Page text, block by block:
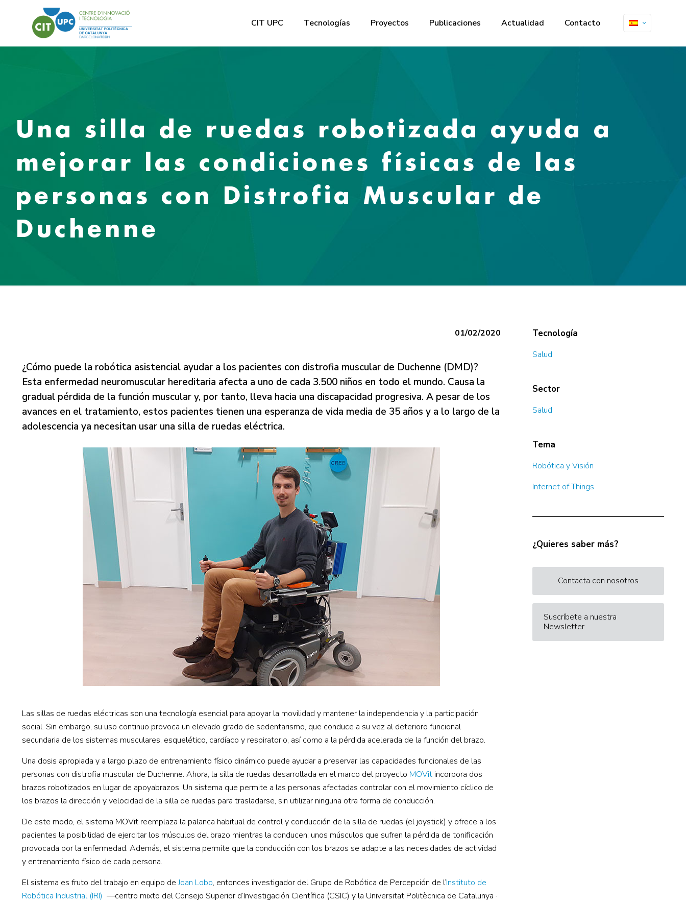
CIT UPC Tecnologías Proyectos Publicaciones Actualidad Contacto
Una silla de ruedas robotizada ayuda a
mejorar las condiciones físicas de las
personas con Distrofia Muscular de
Duchenne
01/02/2020
¿Cómo puede la robótica asistencial ayudar a los pacientes con distrofia muscular de Duchenne (DMD)?
Esta enfermedad neuromuscular hereditaria afecta a uno de cada 3.500 niños en todo el mundo. Causa la
gradual pérdida de la función muscular y, por tanto, lleva hacia una discapacidad progresiva. A pesar de los
avances en el tratamiento, estos pacientes tienen una esperanza de vida media de 35 años y a lo largo de la
adolescencia ya necesitan usar una silla de ruedas eléctrica.
Las sillas de ruedas eléctricas son una tecnología esencial para apoyar la movilidad y mantener la independencia y la participación
social. Sin embargo, su uso continuo provoca un elevado grado de sedentarismo, que conduce a su vez al deterioro funcional
secundaria de los sistemas musculares, esquelético, cardíaco y respiratorio, así como a la pérdida acelerada de la función del brazo.
Una dosis apropiada y a largo plazo de entrenamiento físico dinámico puede ayudar a preservar las capacidades funcionales de las
personas con distrofia muscular de Duchenne. Ahora, la silla de ruedas desarrollada en el marco del proyecto MOVit incorpora dos
brazos robotizados en lugar de apoyabrazos. Un sistema que permite a las personas afectadas controlar con el movimiento cíclico de
los brazos la dirección y velocidad de la silla de ruedas para trasladarse, sin utilizar ninguna otra forma de conducción.
De este modo, el sistema MOVit reemplaza la palanca habitual de control y conducción de la silla de ruedas (el joystick) y ofrece a los
pacientes la posibilidad de ejercitar los músculos del brazo mientras la conducen; unos músculos que sufren la pérdida de tonificación
provocada por la enfermedad. Además, el sistema permite que la conducción con los brazos se adapte a las necesidades de actividad
y entrenamiento físico de cada persona.
El sistema es fruto del trabajo en equipo deJoan Lobo, entonces investigador del Grupo de Robótica de Percepción de l’Instituto de
Robótica Industrial (IRI) —centro mixto del Consejo Superior d’Investigación Científica (CSIC) y la Universitat Politècnica de Catalunya ·
Tecnología
Salud
Sector
Salud
Tema
Robótica y Visión
Internet of Things
¿Quieres saber más?
Contacta con nosotros
Suscríbete a nuestra
Newsletter